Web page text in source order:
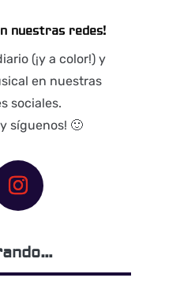
nuestras redes!
(¡y a color!) y
en nuestras
sociales.
síguenos! 🙂